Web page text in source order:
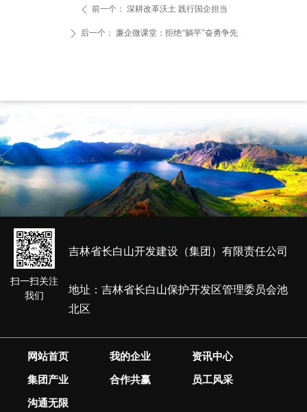
ꄴ 前一个： 深耕改革沃土 践行国企担当
ꄲ 后一个： 廉企微课堂：拒绝“躺平”奋勇争先
扫一扫关注
我们
网站首页 我的企业 资讯中心
集团产业 合作共赢 员工风采
沟通无限
吉林省长白山开发建设（集团）有限责任公司
地址：吉林省长白山保护开发区管理委员会池
北区